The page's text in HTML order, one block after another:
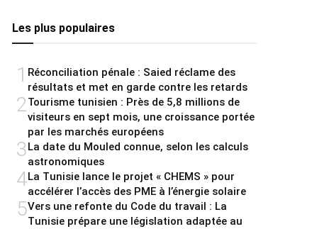
Les plus populaires
1 Réconciliation pénale : Saied réclame des
résultats et met en garde contre les retards
2Tourisme tunisien : Près de 5,8 millions de
visiteurs en sept mois, une croissance portée
par les marchés européens
3La date du Mouled connue, selon les calculs
astronomiques
4La Tunisie lance le projet « CHEMS » pour
accélérer l’accès des PME à l’énergie solaire
5Vers une refonte du Code du travail : La
Tunisie prépare une législation adaptée au